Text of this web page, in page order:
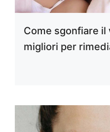
Come sgonfiare il
migliori per